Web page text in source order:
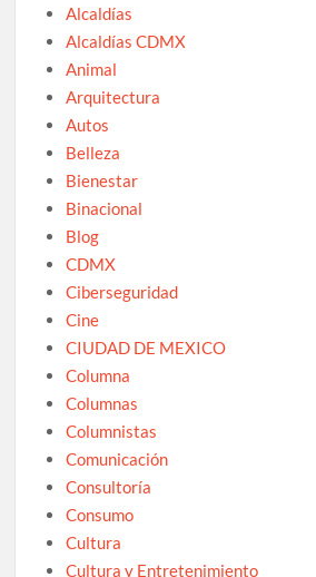
Alcaldías
Alcaldías CDMX
Animal
Arquitectura
Autos
Belleza
Bienestar
Binacional
Blog
CDMX
Ciberseguridad
Cine
CIUDAD DE MEXICO
Columna
Columnas
Columnistas
Comunicación
Consultoría
Consumo
Cultura
Cultura y Entretenimiento